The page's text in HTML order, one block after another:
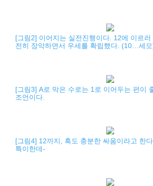
[그림2] 이어지는 실전진행이다. 12에 이르
전히 장악하면서 우세를 확립했다. (10…세
[그림3] A로 막은 수로는 1로 이어두는 편이
조언이다.
[그림4] 12까지, 흑도 충분한 싸움이라고 한
특이한데-